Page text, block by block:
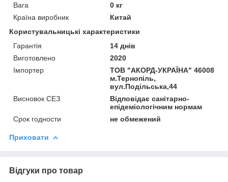
Вага
0 кг
Країна виробник
Китай
Користувальницькі характеристики
Гарантія
14 днів
Виготовлено
2020
Імпортер
ТОВ "АКОРД-УКРАЇНА" 46008
м.Тернопіль,
вул.Подільська,44
Висновок СЕЗ
Відповідає санітарно-
епідеміологічним нормам
Срок годности
не обмежений
Приховати
Відгуки про товар